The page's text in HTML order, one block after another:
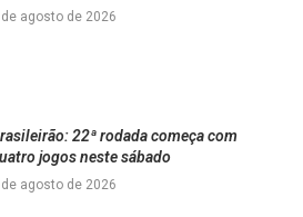
de agosto de 2026
22ª rodada começa com
jogos neste sábado
de agosto de 2026